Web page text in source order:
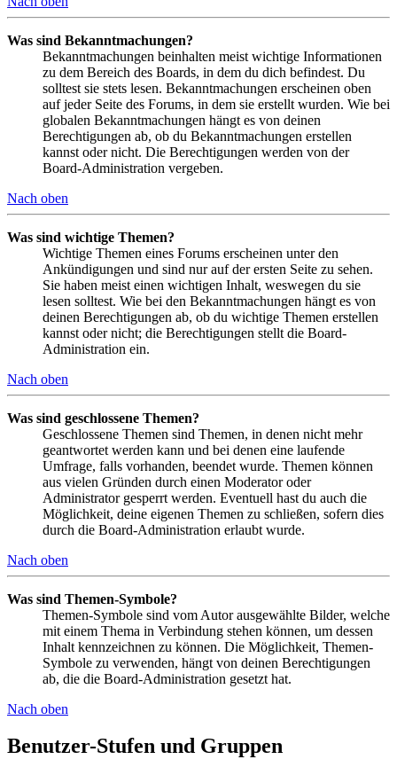
Was sind Bekanntmachungen?
Bekanntmachungen beinhalten meist wichtige Informationen
zu dem Bereich des Boards, in dem du dich befindest. Du
solltest sie stets lesen. Bekanntmachungen erscheinen oben
auf jeder Seite des Forums, in dem sie erstellt wurden. Wie bei
globalen Bekanntmachungen hängt es von deinen
Berechtigungen ab, ob du Bekanntmachungen erstellen
kannst oder nicht. Die Berechtigungen werden von der
Board-Administration vergeben.
Nach oben
Was sind wichtige Themen?
Wichtige Themen eines Forums erscheinen unter den
Ankündigungen und sind nur auf der ersten Seite zu sehen.
Sie haben meist einen wichtigen Inhalt, weswegen du sie
lesen solltest. Wie bei den Bekanntmachungen hängt es von
deinen Berechtigungen ab, ob du wichtige Themen erstellen
kannst oder nicht; die Berechtigungen stellt die Board-
Administration ein.
Nach oben
Was sind geschlossene Themen?
Geschlossene Themen sind Themen, in denen nicht mehr
geantwortet werden kann und bei denen eine laufende
Umfrage, falls vorhanden, beendet wurde. Themen können
aus vielen Gründen durch einen Moderator oder
Administrator gesperrt werden. Eventuell hast du auch die
Möglichkeit, deine eigenen Themen zu schließen, sofern dies
durch die Board-Administration erlaubt wurde.
Nach oben
Was sind Themen-Symbole?
Themen-Symbole sind vom Autor ausgewählte Bilder, welche
mit einem Thema in Verbindung stehen können, um dessen
Inhalt kennzeichnen zu können. Die Möglichkeit, Themen-
Symbole zu verwenden, hängt von deinen Berechtigungen
ab, die die Board-Administration gesetzt hat.
Nach oben
Benutzer-Stufen und Gruppen